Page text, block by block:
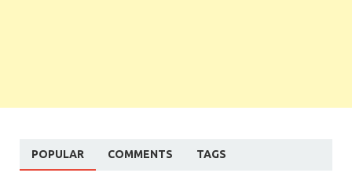
POPULAR COMMENTS TAGS